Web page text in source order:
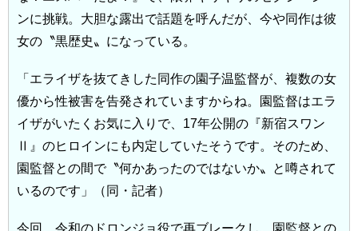
ンに挑戦。大胆な露出で話題を呼んだが、今や同作は彼
女の〝黒歴史〟になっている。
「エライザを抜てきした同作の園子温監督が、複数の女
優から性被害を告発されていますからね。園監督はエラ
イザがいたくお気に入りで、17年公開の『新宿スワン
Ⅱ』のヒロインにも内定していたそうです。そのため、
園監督との間で〝何かあったのではないか〟と噂されて
いるのです」（同・記者）
今回、令和のドロンジョ役で再ブレークし、園監督との